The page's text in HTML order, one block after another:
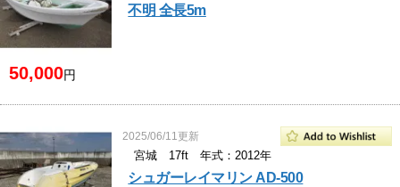
不明 全長5m
50,000円
2025/06/11更新
宮城 17ft 年式：2012年
シュガーレイマリン AD-500